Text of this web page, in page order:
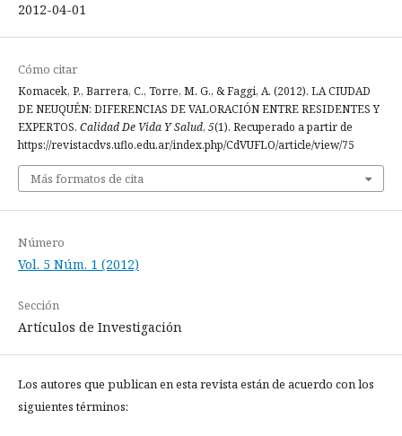
2012-04-01
Cómo citar
Komacek, P., Barrera, C., Torre, M. G., & Faggi, A. (2012). LA CIUDAD
DE NEUQUÉN: DIFERENCIAS DE VALORACIÓN ENTRE RESIDENTES Y
EXPERTOS. Calidad De Vida Y Salud, 5(1). Recuperado a partir de
https://revistacdvs.uflo.edu.ar/index.php/CdVUFLO/article/view/75
Más formatos de cita
Número
Vol. 5 Núm. 1 (2012)
Sección
Artículos de Investigación
Los autores que publican en esta revista están de acuerdo con los
siguientes términos: